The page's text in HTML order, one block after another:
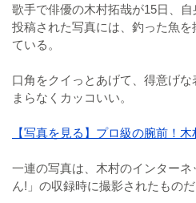
歌手で俳優の木村拓哉が15日、自
投稿された写真には、釣った魚
ている。
口角をクイっとあげて、得意げ
まらなくカッコいい。
【写真を見る】プロ級の腕前！
一連の写真は、木村のインター
ん!」の収録時に撮影されたものだ